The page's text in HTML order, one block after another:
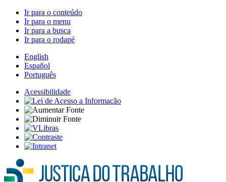
Ir para o conteúdo
Ir para o menu
Ir para a busca
Ir para o rodapé
English
Español
Português
Acessibilidade